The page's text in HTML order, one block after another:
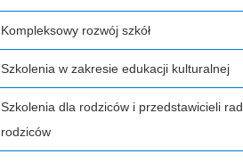
Kompleksowy rozwój szkół
Szkolenia w zakresie edukacji kulturalnej
Szkolenia dla rodziców i przedstawicieli rad
rodziców